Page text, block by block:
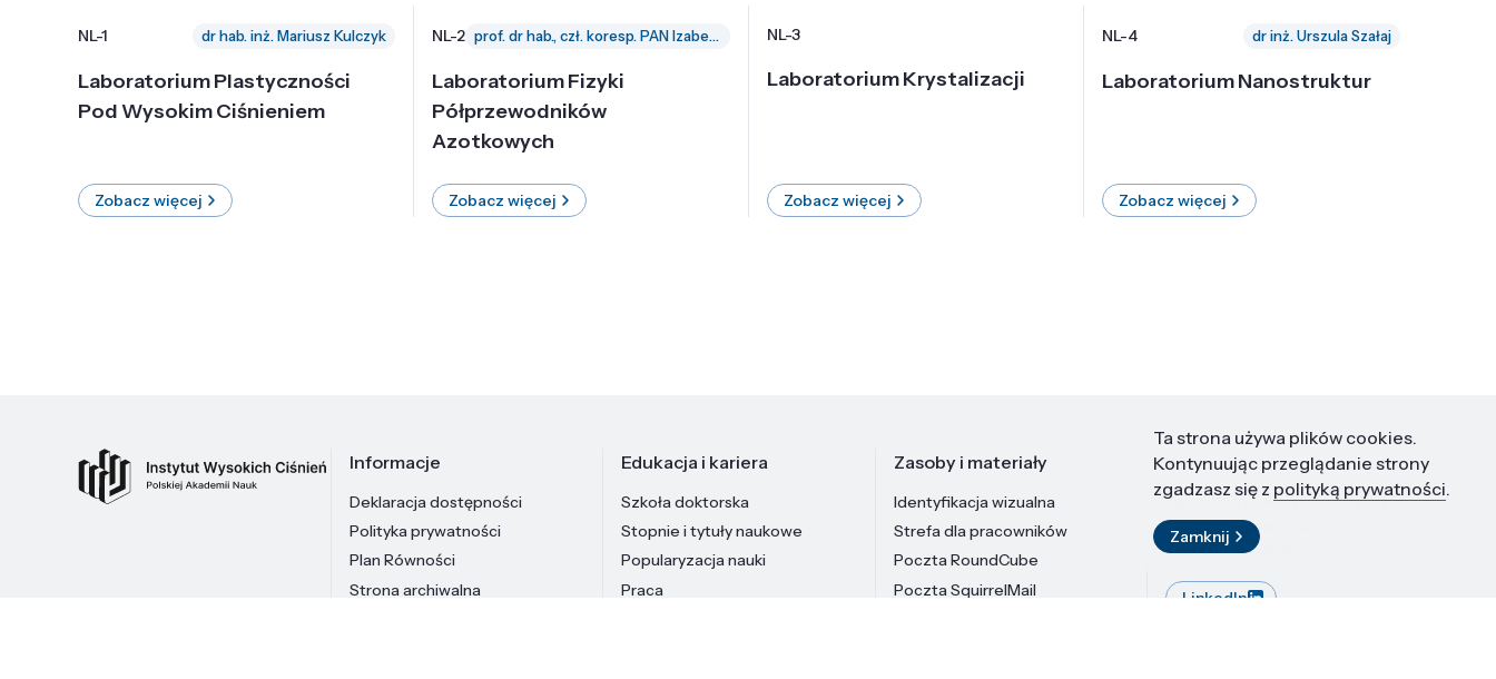
NL-1 dr hab. inż. Mariusz Kulczyk
Laboratorium Plastyczności
Pod Wysokim Ciśnieniem
Zobacz więcej
NL-2 prof. dr hab., czł. koresp. PAN Izabella Grzegory
Laboratorium Fizyki
Półprzewodników
Azotkowych
Zobacz więcej
NL-3
Laboratorium Krystalizacji
Zobacz więcej
NL-4 dr inż. Urszula Szałaj
Laboratorium Nanostruktur
Zobacz więcej
Informacje
Deklaracja dostępności
Polityka prywatności
Plan Równości
Strona archiwalna
Edukacja i kariera
Szkoła doktorska
Stopnie i tytuły naukowe
Popularyzacja nauki
Praca
Zasoby i materiały
Identyfikacja wizualna
Strefa dla pracowników
Poczta RoundCube
Poczta SquirrelMail
Kontakt
Instytut Wysokich Ciśnień PAN
ul. Sokołowska 29/37
01-142 Warszawa
LinkedIn
Ta strona używa plików cookies.
Kontynuując przeglądanie strony
zgadzasz się z polityką prywatności.
Zamknij